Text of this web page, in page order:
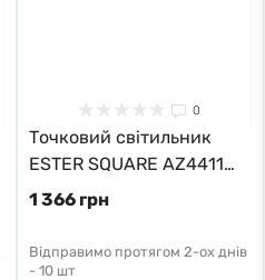
0
Точковий світильник
ESTER SQUARE AZ4411
Azzardo
1 366 грн
Відправимо протягом 2-ох днів
- 10 шт